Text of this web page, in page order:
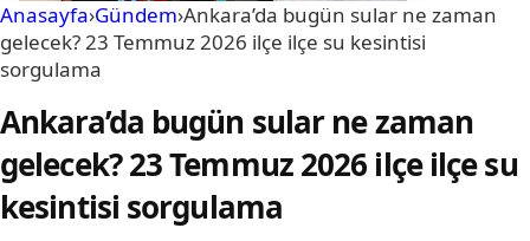
Anasayfa›Gündem›Ankara’da bugün sular ne zaman
gelecek? 23 Temmuz 2026 ilçe ilçe su kesintisi
sorgulama
Ankara’da bugün sular ne zaman
gelecek? 23 Temmuz 2026 ilçe ilçe su
kesintisi sorgulama